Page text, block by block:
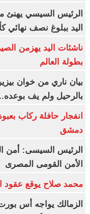
الرئيس السيسي يهنئ
اليد ببلوغ نصف نهائي
ناشئات اليد يهزمن
بطولة العالم
بيان ناري من خوان
بالرحيل ولم يف
انفجار حافلة ركاب
دمشق
الرئيس السيسى: أمن
الأمن القومى المصرى
محمد صلاح يوقع عقود
الزمالك يواجه أس بورت